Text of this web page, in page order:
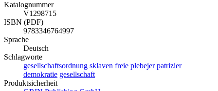
Katalognummer
V1298715
ISBN (PDF)
9783346764997
Sprache
Deutsch
Schlagworte
gesellschaftsordnung sklaven freie plebejer patrizier
demokratie gesellschaft
Produktsicherheit